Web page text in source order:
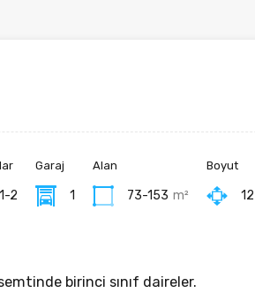
1-2
Garaj
1
Alan
73-153 m²
Boyut
12
birinci sınıf daireler.